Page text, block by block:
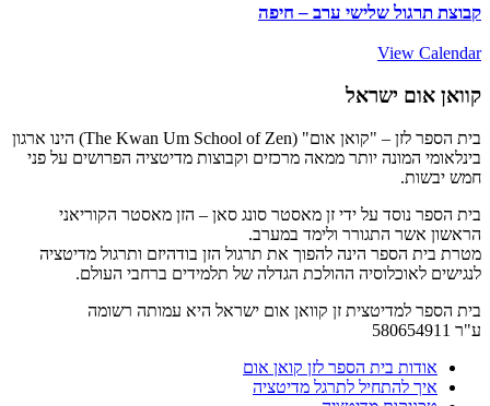
קבוצת תרגול שלישי ערב – חיפה
View Calendar
קוואן אום ישראל
בית הספר לזן – "קואן אום" (The Kwan Um School of Zen) הינו ארגון
בינלאומי המונה יותר ממאה מרכזים וקבוצות מדיטציה הפרושים על פני
חמש יבשות.
בית הספר נוסד על ידי זן מאסטר סונג סאן – הזן מאסטר הקוריאני
הראשון אשר התגורר ולימד במערב.
מטרת בית הספר הינה להפוך את תרגול הזן בודהיזם ותרגול מדיטציה
לנגישים לאוכלוסיה ההולכת הגדלה של תלמידים ברחבי העולם.
בית הספר למדיטצית זן קוואן אום ישראל היא עמותה רשומה
ע"ר 580654911
אודות בית הספר לזן קואן אום
איך להתחיל לתרגל מדיטציה